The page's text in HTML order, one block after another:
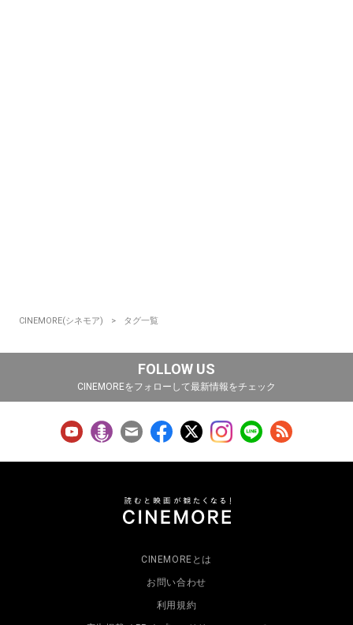
CINEMORE(シネモア) タグ一覧
FOLLOW US
CINEMOREをフォローして最新情報をチェック
CINEMOREとは
お問い合わせ
利用規約